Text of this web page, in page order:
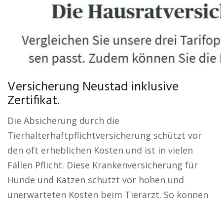
Versicherung Neustad inklusive
Zertifikat.
Die Absicherung durch die
Tierhalterhaftpflichtversicherung schützt vor
den oft erheblichen Kosten und ist in vielen
Fällen Pflicht. Diese Krankenversicherung für
Hunde und Katzen schützt vor hohen und
unerwarteten Kosten beim Tierarzt. So können